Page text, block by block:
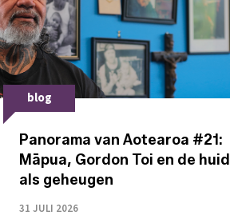
blog
Panorama van Aotearoa #21:
Māpua, Gordon Toi en de huid
als geheugen
31 JULI 2026